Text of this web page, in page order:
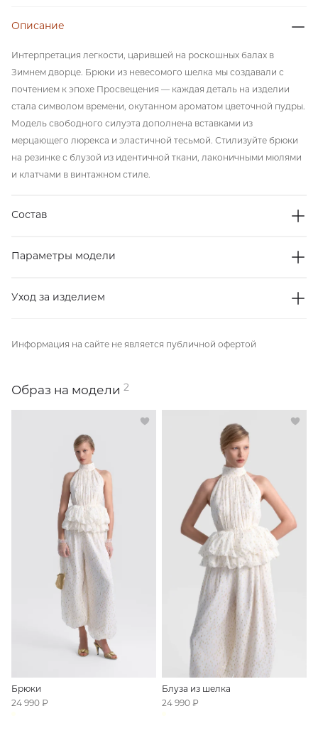
Описание
Интерпретация легкости, царившей на роскошных балах в
Зимнем дворце. Брюки из невесомого шелка мы создавали с
почтением к эпохе Просвещения — каждая деталь на изделии
стала символом времени, окутанном ароматом цветочной пудры.
Модель свободного силуэта дополнена вставками из
мерцающего люрекса и эластичной тесьмой. Стилизуйте брюки
на резинке с блузой из идентичной ткани, лаконичными мюлями
и клатчами в винтажном стиле.
Состав
Параметры модели
Уход за изделием
Информация на сайте не является публичной офертой
Образ на модели 2
Брюки
24 990 ₽
Блуза из шелка
24 990 ₽